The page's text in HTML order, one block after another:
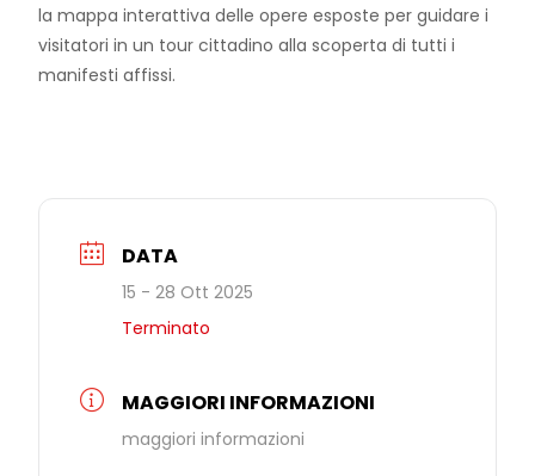
la mappa interattiva delle opere esposte per guidare i
visitatori in un tour cittadino alla scoperta di tutti i
manifesti affissi.
DATA
15 - 28 Ott 2025
Terminato
MAGGIORI INFORMAZIONI
maggiori informazioni